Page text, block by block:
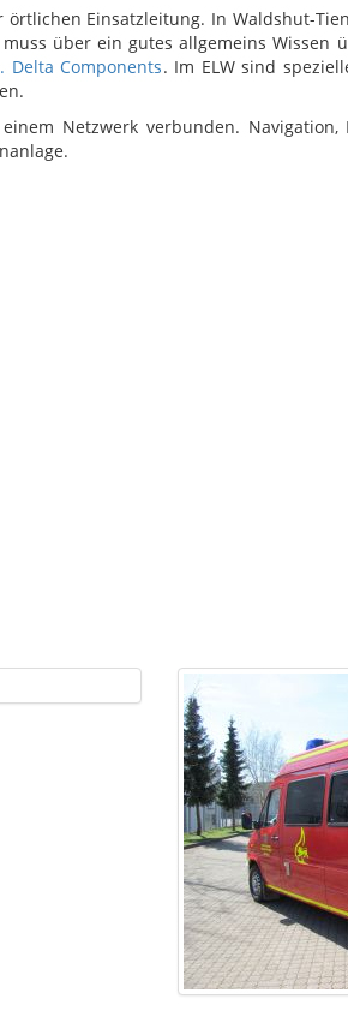
Einsatzleitung. In Waldshut-
über ein gutes allgemeins Wissen
Delta Components. Im ELW sind
Netzwerk verbunden.